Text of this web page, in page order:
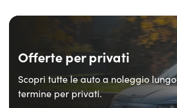
Offerte per privati
Scopri tutte le auto a noleggio lungo
termine per privati.